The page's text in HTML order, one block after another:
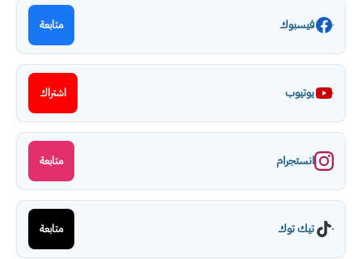
فيسبوك متابعة
يوتيوب اشتراك
انستجرام متابعة
تيك توك متابعة